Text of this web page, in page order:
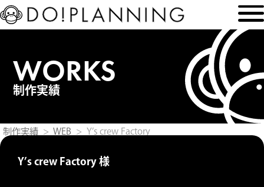
WORKS
制作実績
制作実績 WEB Y’s crew Factory
Y’s crew Factory 様